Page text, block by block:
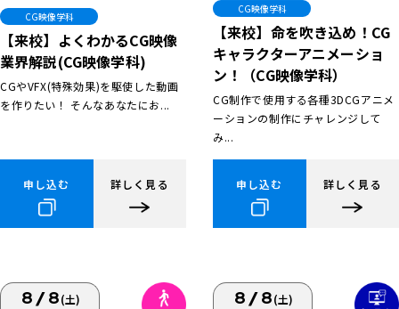
CG映像学科
【来校】よくわかるCG映像
業界解説(CG映像学科)
CGやVFX(特殊効果)を駆使した動画
を作りたい！ そんなあなたにお...
申し込む 詳しく見る
CG映像学科
【来校】命を吹き込め！CG
キャラクターアニメーショ
ン！（CG映像学科）
CG制作で使用する各種3DCGアニメ
ーションの制作にチャレンジして
み...
申し込む 詳しく見る
8/8(土) 8/8(土)